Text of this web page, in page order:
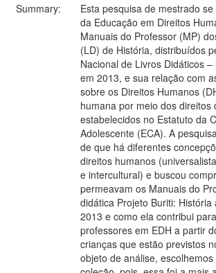
Summary:
Esta pesquisa de mestrado
da Educação em Direitos
Manuais do Professor (MP)
(LD) de História, distribuídos
Nacional de Livros Didáticos
em 2013, e sua relação com
sobre os Direitos Humanos
humana por meio dos direitos
estabelecidos no Estatuto da
Adolescente (ECA). A
de que há diferentes
direitos humanos
e intercultural) e buscou
permeavam os Manuais do
didática Projeto Buriti:
2013 e como ela contribui
professores em EDH a partir
crianças que estão previstos
objeto de análise,